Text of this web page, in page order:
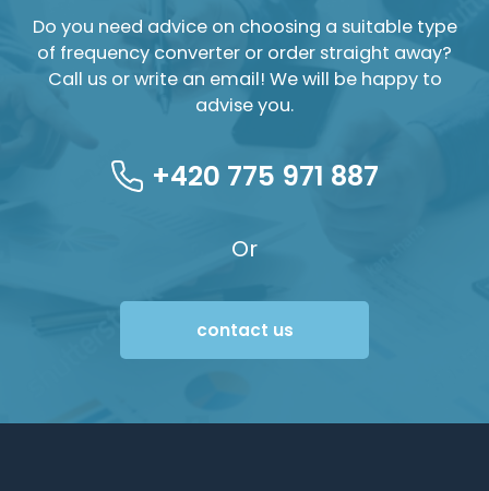
Do you need advice on choosing a suitable type
of frequency converter or order straight away?
Call us or write an email! We will be happy to
advise you.
+420 775 971 887
Or
contact us